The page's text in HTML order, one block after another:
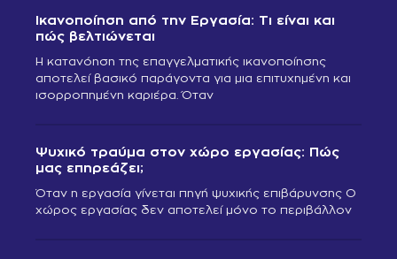
Ικανοποίηση από την Εργασία: Τι είναι και
πώς βελτιώνεται
Η κατανόηση της επαγγελματικής ικανοποίησης
αποτελεί βασικό παράγοντα για μια επιτυχημένη και
ισορροπημένη καριέρα. Όταν
Ψυχικό τραύμα στον χώρο εργασίας: Πώς
μας επηρεάζει;
Όταν η εργασία γίνεται πηγή ψυχικής επιβάρυνσης Ο
χώρος εργασίας δεν αποτελεί μόνο το περιβάλλον